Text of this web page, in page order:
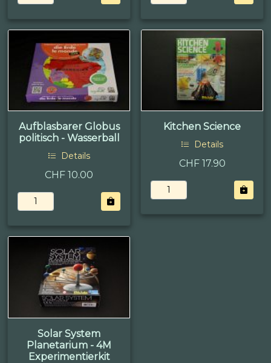
Aufblasbarer Globus
politisch - Wasserball
Details
CHF 10.00
Kitchen Science
Details
CHF 17.90
Solar System
Planetarium - 4M
Experimentierkit